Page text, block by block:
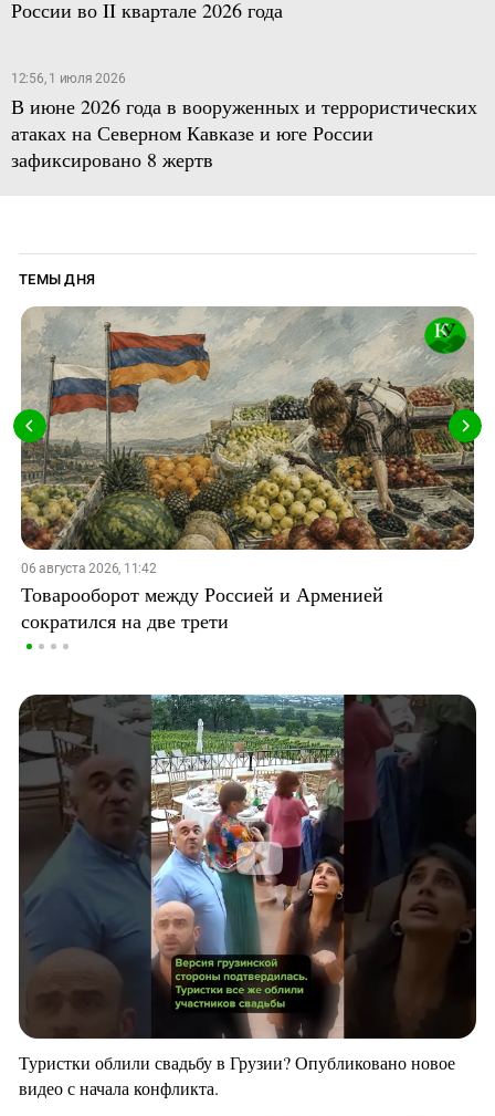
России во II квартале 2026 года
12:56, 1 июля 2026
В июне 2026 года в вооруженных и террористических
атаках на Северном Кавказе и юге России
зафиксировано 8 жертв
ТЕМЫ ДНЯ
06 августа 2026, 11:42
Товарооборот между Россией и Арменией
сократился на две трети
Туристки облили свадьбу в Грузии? Опубликовано новое
видео с начала конфликта.